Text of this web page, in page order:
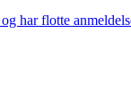
flotte